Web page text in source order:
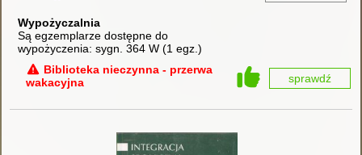
Wypożyczalnia
Są egzemplarze dostępne do
wypożyczenia: sygn. 364 W (1 egz. )
Biblioteka nieczynna - przerwa
wakacyjna
sprawdź